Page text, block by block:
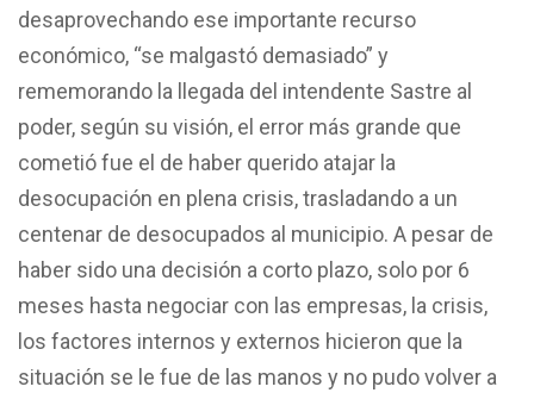
desaprovechando ese importante recurso
económico, “se malgastó demasiado” y
rememorando la llegada del intendente Sastre al
poder, según su visión, el error más grande que
cometió fue el de haber querido atajar la
desocupación en plena crisis, trasladando a un
centenar de desocupados al municipio. A pesar de
haber sido una decisión a corto plazo, solo por 6
meses hasta negociar con las empresas, la crisis,
los factores internos y externos hicieron que la
situación se le fue de las manos y no pudo volver a